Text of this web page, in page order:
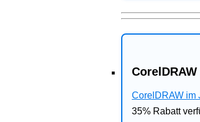
CorelDRAW im
35% Rabatt